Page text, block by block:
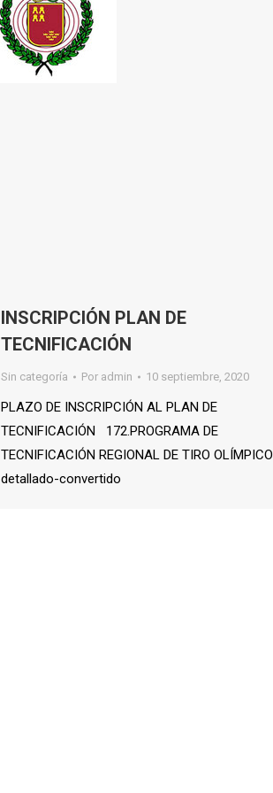
INSCRIPCIÓN PLAN DE
TECNIFICACIÓN
Sin categoría Por admin 10 septiembre, 2020
PLAZO DE INSCRIPCIÓN AL PLAN DE
TECNIFICACIÓN 172.PROGRAMA DE
TECNIFICACIÓN REGIONAL DE TIRO OLÍMPICO
detallado-convertido